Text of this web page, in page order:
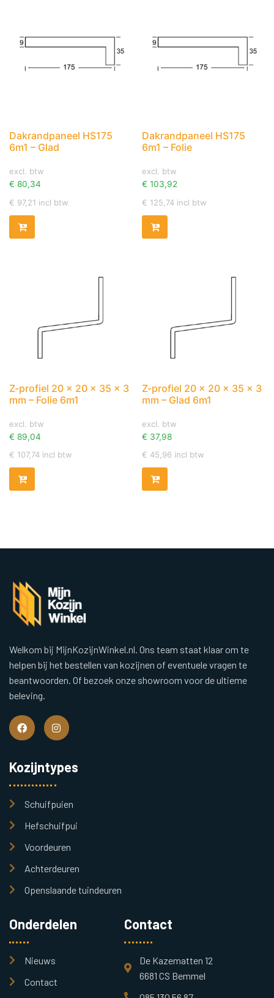
Dakrandpaneel HS175
6m1 – Glad
excl. btw
€ 80,34
€ 97,21 incl btw
Dakrandpaneel HS175
6m1 – Folie
excl. btw
€ 103,92
€ 125,74 incl btw
Z-profiel 20 x 20 x 35 x 3
mm – Folie 6m1
excl. btw
€ 89,04
€ 107,74 incl btw
Z-profiel 20 x 20 x 35 x 3
mm – Glad 6m1
excl. btw
€ 37,98
€ 45,96 incl btw
Welkom bij MijnKozijnWinkel.nl. Ons team staat klaar om te
helpen bij het bestellen van kozijnen of eventuele vragen te
beantwoorden. Of bezoek onze showroom voor de ultieme
beleving.
Kozijntypes
Schuifpuien
Hefschuifpui
Voordeuren
Achterdeuren
Openslaande tuindeuren
Onderdelen
Nieuws
Contact
Contact
De Kazematten 12
6681 CS Bemmel